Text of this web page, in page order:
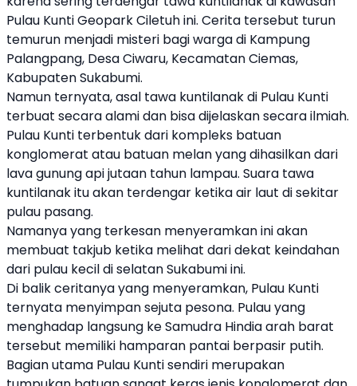
Pulau Kunti Geopark Ciletuh ini. Cerita tersebut turun
temurun menjadi misteri bagi warga di Kampung
Palangpang, Desa Ciwaru, Kecamatan Ciemas,
Kabupaten Sukabumi.
Namun ternyata, asal tawa kuntilanak di Pulau Kunti
terbuat secara alami dan bisa dijelaskan secara ilmiah.
Pulau Kunti terbentuk dari kompleks batuan
konglomerat atau batuan melan yang dihasilkan dari
lava gunung api jutaan tahun lampau. Suara tawa
kuntilanak itu akan terdengar ketika air laut di sekitar
pulau pasang.
Namanya yang terkesan menyeramkan ini akan
membuat takjub ketika melihat dari dekat keindahan
dari pulau kecil di selatan Sukabumi ini.
Di balik ceritanya yang menyeramkan, Pulau Kunti
ternyata menyimpan sejuta pesona. Pulau yang
menghadap langsung ke Samudra Hindia arah barat
tersebut memiliki hamparan pantai berpasir putih.
Bagian utama Pulau Kunti sendiri merupakan